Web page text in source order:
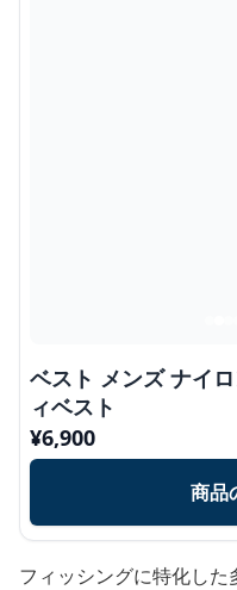
ベスト メンズ ナイ
ィベスト
¥6,900
商品
フィッシングに特化し